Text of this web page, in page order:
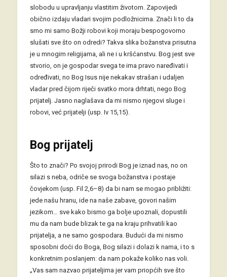
slobodu u upravljanju vlastitim životom. Zapovijedi
obično izdaju vladari svojim podložnicima. Znači li to da
smo mi samo Božji robovi koji moraju bespogovorno
slušati sve što on odredi? Takva slika božanstva prisutna
je u mnogim religijama, ali ne i u kršćanstvu. Bog jest sve
stvorio, on je gospodar svega te ima pravo naređivati i
određivati, no Bog Isus nije nekakav strašan i udaljen
vladar pred čijom riječi svatko mora drhtati, nego Bog
prijatelj. Jasno naglašava da mi nismo njegovi sluge i
robovi, već prijatelji (usp. Iv 15,15).
Bog prijatelj
Što to znači? Po svojoj prirodi Bog je iznad nas, no on
silazi s neba, odriče se svoga božanstva i postaje
čovjekom (usp. Fil 2,6–8) da bi nam se mogao približiti:
jede našu hranu, ide na naše zabave, govori našim
jezikom… sve kako bismo ga bolje upoznali, dopustili
mu da nam bude blizak te ga na kraju prihvatili kao
prijatelja, a ne samo gospodara. Budući da mi nismo
sposobni doći do Boga, Bog silazi i dolazi k nama, i to s
konkretnim poslanjem: da nam pokaže koliko nas voli.
„Vas sam nazvao prijateljima jer vam priopćih sve što